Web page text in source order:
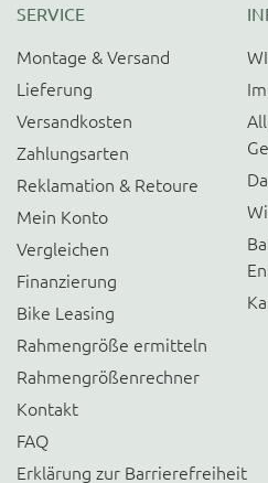
SERVICE
Montage & Versand
Lieferung
Versandkosten
Zahlungsarten
Reklamation & Retoure
Mein Konto
Vergleichen
Finanzierung
Bike Leasing
Rahmengröße ermitteln
Rahmengrößenrechner
Kontakt
FAQ
Erklärung zur Barrierefreiheit